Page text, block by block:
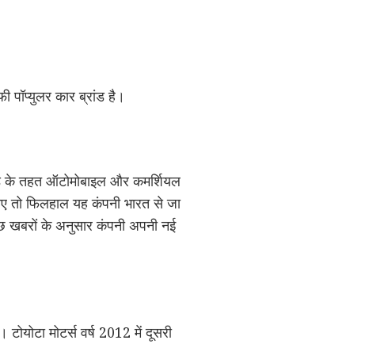
कार ब्रांड है।
के तहत ऑटोमोबाइल और कमर्शियल
तो फिलहाल यह कंपनी भारत से जा
खबरों के अनुसार कंपनी अपनी नई
मोटर्स वर्ष 2012 में दूसरी